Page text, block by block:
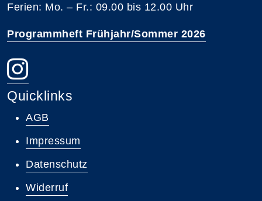
Ferien: Mo. – Fr.: 09.00 bis 12.00 Uhr
Programmheft Frühjahr/Sommer 2026
Quicklinks
AGB
Impressum
Datenschutz
Widerruf